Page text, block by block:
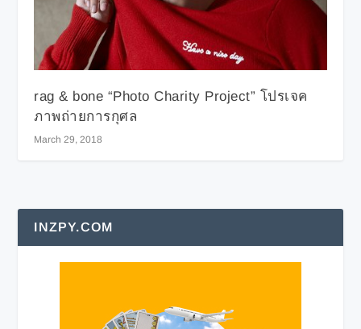
rag & bone “Photo Charity Project” โปรเจค
ภาพถ่ายการกุศล
March 29, 2018
INZPY.COM